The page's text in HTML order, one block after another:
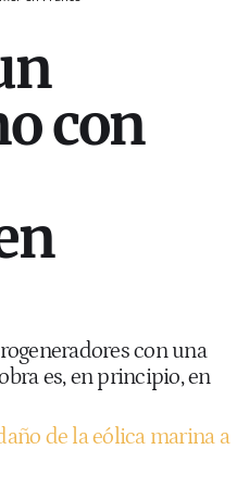
con
con una
es, en principio, en
de la eólica marina a